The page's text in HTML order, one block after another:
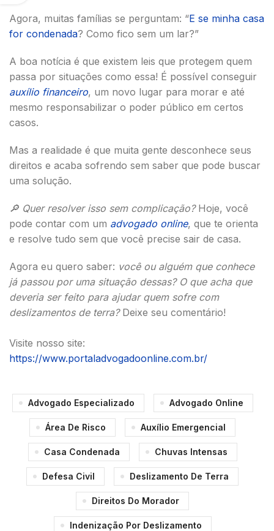
Agora, muitas famílias se perguntam: “E se minha casa
for condenada? Como fico sem um lar?”
A boa notícia é que existem leis que protegem quem
passa por situações como essa! É possível conseguir
auxílio financeiro, um novo lugar para morar e até
mesmo responsabilizar o poder público em certos
casos.
Mas a realidade é que muita gente desconhece seus
direitos e acaba sofrendo sem saber que pode buscar
uma solução.
🔎 Quer resolver isso sem complicação?Hoje, você
pode contar com um advogado online, que te orienta
e resolve tudo sem que você precise sair de casa.
Agora eu quero saber: você ou alguém que conhece
já passou por uma situação dessas? O que acha que
deveria ser feito para ajudar quem sofre com
deslizamentos de terra?Deixe seu comentário!
Visite nosso site:
https://www.portaladvogadoonline.com.br/
Advogado Especializado Advogado Online
Área De Risco Auxílio Emergencial
Casa Condenada Chuvas Intensas
Defesa Civil Deslizamento De Terra
Direitos Do Morador
Indenização Por Deslizamento